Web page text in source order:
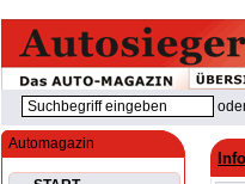
Automagazin
Info